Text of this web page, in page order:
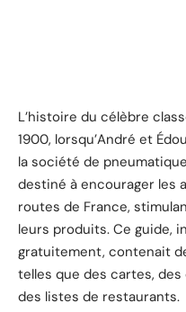
L’histoire du célèbre
1900, lorsqu’André et
la société de
destiné à encourager les
routes de France,
leurs produits. Ce guide,
gratuitement, contenait
telles que des cartes,
des listes de restaurants.